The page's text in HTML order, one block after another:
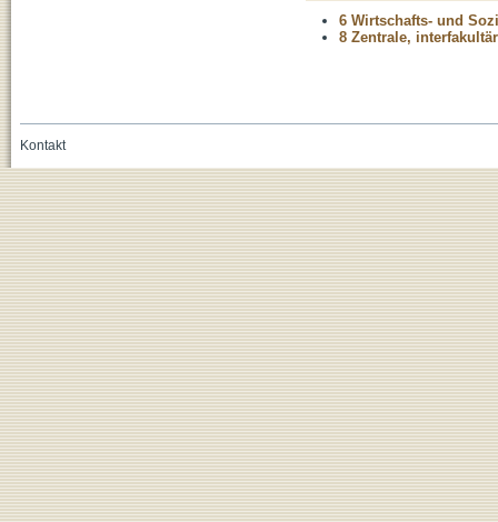
6 Wirtschafts- und
8 Zentrale,
Kontakt